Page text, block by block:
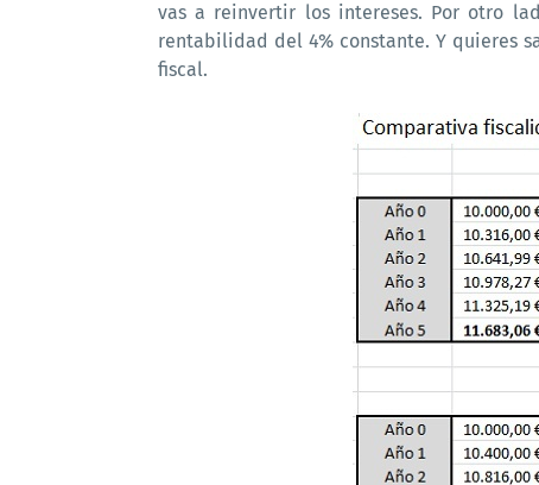
vas a reinvertir los intereses. Por otro
rentabilidad del 4% constante. Y quieres
fiscal.